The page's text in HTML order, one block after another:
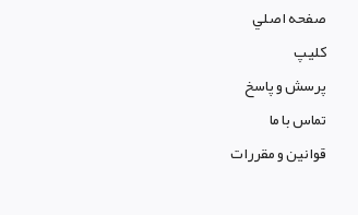
صفحه اصلي
کليپ
پرسش و پاسخ
تماس با ما
قوانين و مقررات